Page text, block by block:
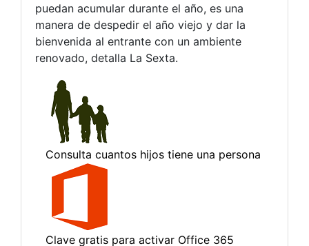
puedan acumular durante el año, es una
manera de despedir el año viejo y dar la
bienvenida al entrante con un ambiente
renovado, detalla La Sexta.